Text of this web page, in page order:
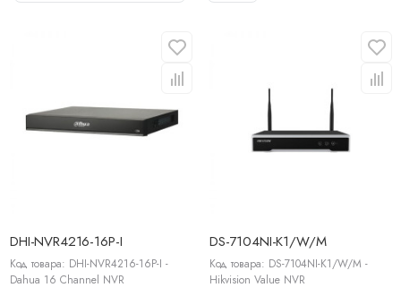
DHI-NVR4216-16P-I
Код товара: DHI-NVR4216-16P-I -
Dahua 16 Channel NVR
DS-7104NI-K1/W/M
Код товара: DS-7104NI-K1/W/M -
Hikvision Value NVR